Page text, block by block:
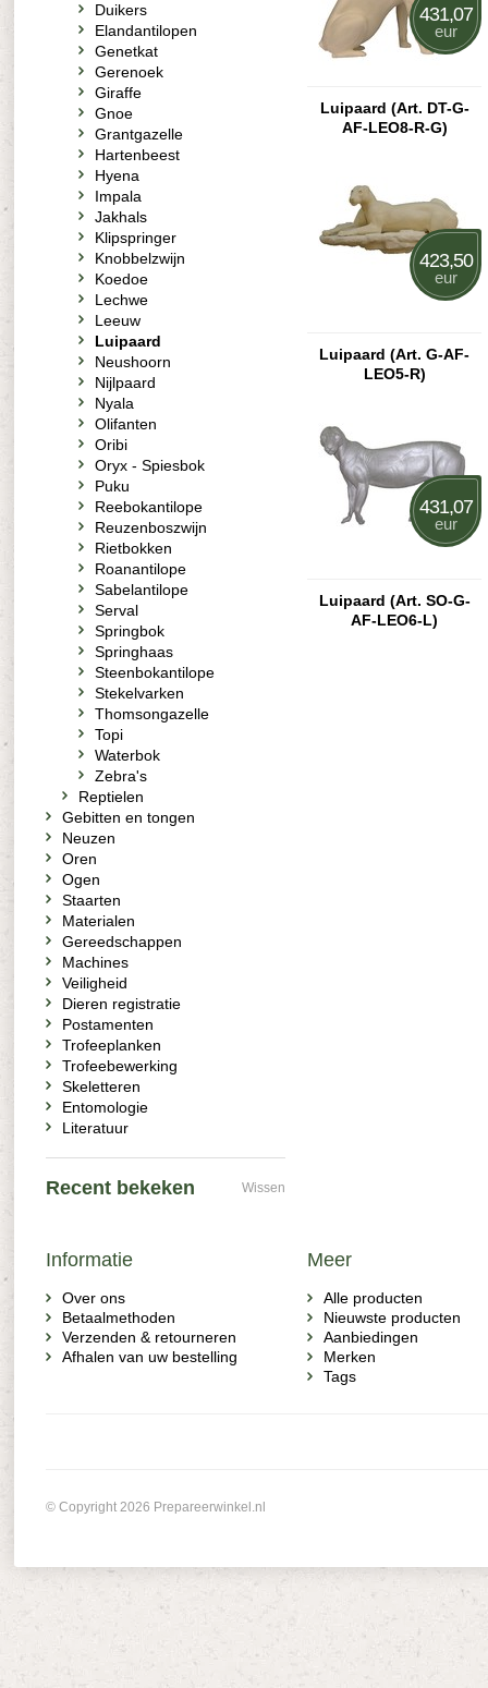
431,07
eur
Luipaard (Art. DT-G-
AF-LEO8-R-G)
423,50
eur
Luipaard (Art. G-AF-
LEO5-R)
431,07
eur
Luipaard (Art. SO-G-
AF-LEO6-L)
Duikers
Elandantilopen
Genetkat
Gerenoek
Giraffe
Gnoe
Grantgazelle
Hartenbeest
Hyena
Impala
Jakhals
Klipspringer
Knobbelzwijn
Koedoe
Lechwe
Leeuw
Luipaard
Neushoorn
Nijlpaard
Nyala
Olifanten
Oribi
Oryx - Spiesbok
Puku
Reebokantilope
Reuzenboszwijn
Rietbokken
Roanantilope
Sabelantilope
Serval
Springbok
Springhaas
Steenbokantilope
Stekelvarken
Thomsongazelle
Topi
Waterbok
Zebra's
Reptielen
Gebitten en tongen
Neuzen
Oren
Ogen
Staarten
Materialen
Gereedschappen
Machines
Veiligheid
Dieren registratie
Postamenten
Trofeeplanken
Trofeebewerking
Skeletteren
Entomologie
Literatuur
Recent bekeken Wissen
Informatie
Over ons
Betaalmethoden
Verzenden & retourneren
Afhalen van uw bestelling
Meer
Alle producten
Nieuwste producten
Aanbiedingen
Merken
Tags
© Copyright 2026 Prepareerwinkel.nl